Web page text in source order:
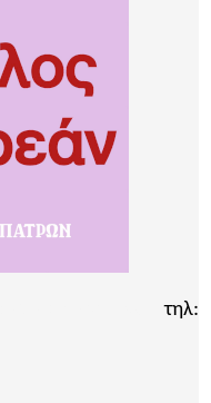
τηλ: